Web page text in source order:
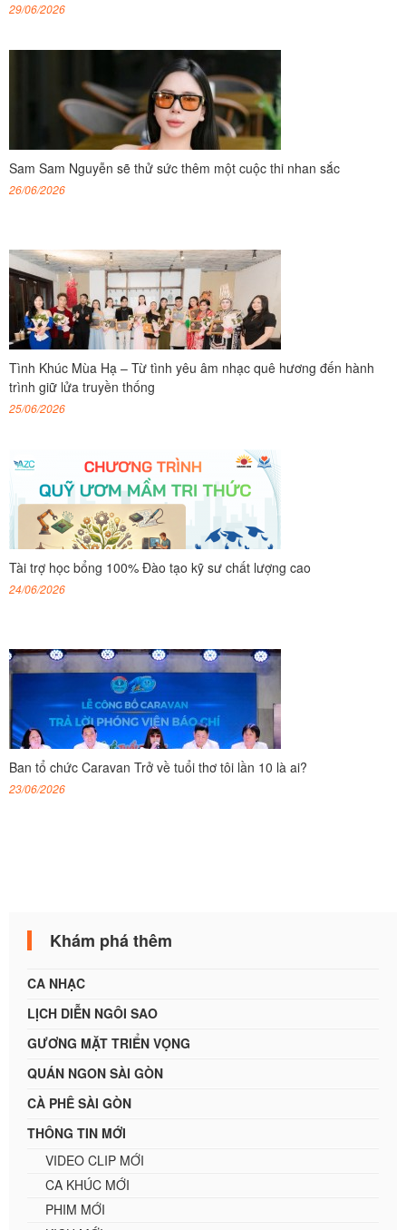
29/06/2026
Sam Sam Nguyễn sẽ thử sức thêm một cuộc thi nhan sắc
26/06/2026
Tình Khúc Mùa Hạ – Từ tình yêu âm nhạc quê hương đến hành
trình giữ lửa truyền thống
25/06/2026
Tài trợ học bổng 100% Đào tạo kỹ sư chất lượng cao
24/06/2026
Ban tổ chức Caravan Trở về tuổi thơ tôi lần 10 là ai?
23/06/2026
Khám phá thêm
CA NHẠC
LỊCH DIỄN NGÔI SAO
GƯƠNG MẶT TRIỂN VỌNG
QUÁN NGON SÀI GÒN
CÀ PHÊ SÀI GÒN
THÔNG TIN MỚI
VIDEO CLIP MỚI
CA KHÚC MỚI
PHIM MỚI